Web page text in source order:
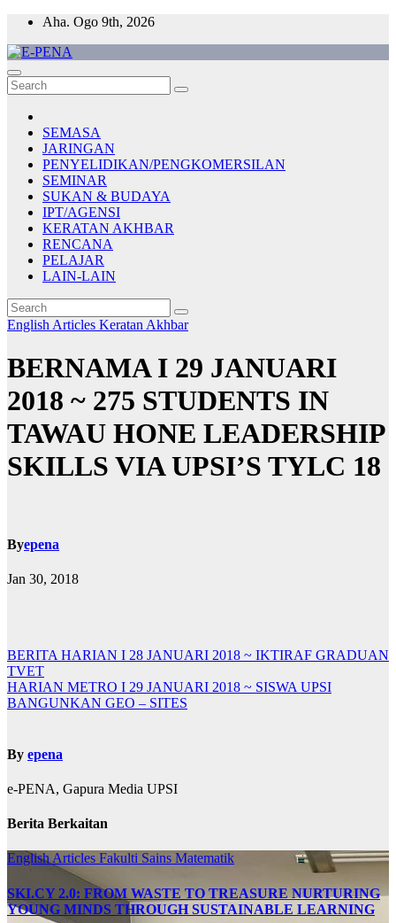
Skip
content
Aha. Ogo 9th, 2026
E-PENA
Berita Digital Terkini
SEMASA
JARINGAN
PENYELIDIKAN/PENGKOMERSILAN
SEMINAR
SUKAN & BUDAYA
IPT/AGENSI
KERATAN AKHBAR
RENCANA
PELAJAR
LAIN-LAIN
English Articles Keratan Akhbar
BERNAMA I 29 JANUARI
2018 ~ 275 STUDENTS IN
TAWAU HONE LEADERSHIP
SKILLS VIA UPSI’S TYLC 18
Byepena
Jan 30, 2018
Navigasi
kiriman
BERITA HARIAN I 28 JANUARI 2018 ~ IKTIRAF GRADUAN
TVET
HARIAN METRO I 29 JANUARI 2018 ~ SISWA UPSI
BANGUNKAN GEO – SITES
By epena
e-PENA, Gapura Media UPSI
Berita Berkaitan
English Articles Fakulti Sains Matematik
SKI.CY 2.0: FROM WASTE TO TREASURE NURTURING
YOUNG MINDS THROUGH SUSTAINABLE LEARNING